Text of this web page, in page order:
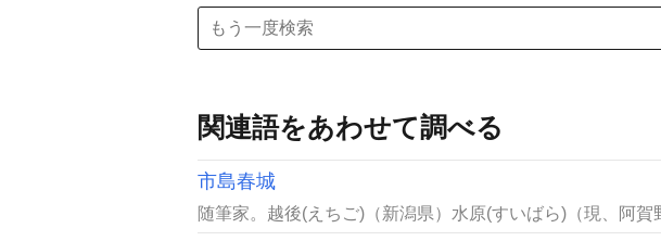
関連語をあわせて調べる
市島春城
随筆家。越後(えちご)（新潟県）水原(すいばら)（現、阿